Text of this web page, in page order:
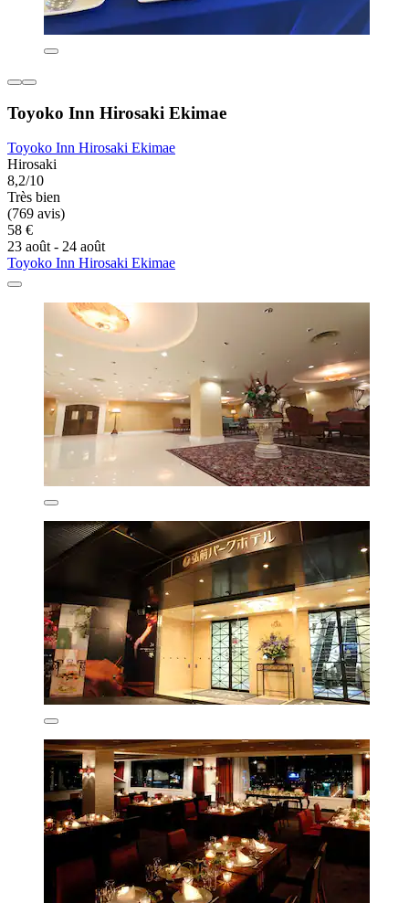
Toyoko Inn Hirosaki Ekimae
Toyoko Inn Hirosaki Ekimae
Hirosaki
8,2/10
Très bien
(769 avis)
58 €
23 août - 24 août
Toyoko Inn Hirosaki Ekimae